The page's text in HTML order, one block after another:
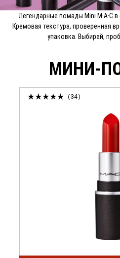
Легендарные помады Mini M·A·C
Кремовая текстура, проверенная
упаковка. Выбирай,
МИНИ-
34